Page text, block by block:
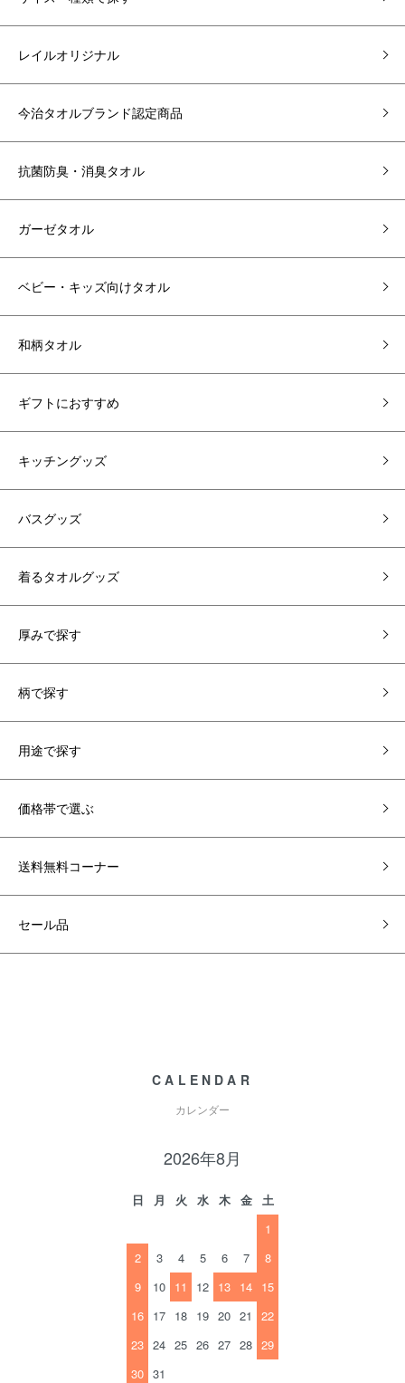
レイルオリジナル
今治タオルブランド認定商品
抗菌防臭・消臭タオル
ガーゼタオル
ベビー・キッズ向けタオル
和柄タオル
ギフトにおすすめ
キッチングッズ
バスグッズ
着るタオルグッズ
厚みで探す
柄で探す
用途で探す
価格帯で選ぶ
送料無料コーナー
セール品
CALENDAR
カレンダー
2026年8月
日 月 火 水 木 金
土
1
2
3 4 5 6 7
8
9
10 11 12 13 14 15
16 17 18 19 20 21
22
23 24 25 26 27 28 29
30 31